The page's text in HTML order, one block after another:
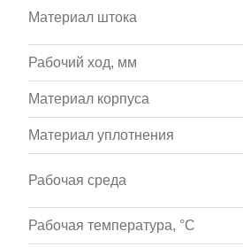
Материал штока
Рабочий ход, мм
Материал корпуса
Материал уплотнения
Рабочая среда
Рабочая температура, °С